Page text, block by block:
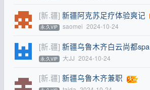
[新.疆] 新疆阿克苏足疗体验爽记
永.久VIP saomei 2024-10-24
[新.疆] 新疆乌鲁木齐白云尚都spa
永.久VIP 大JJ 2024-10-24
[新.疆] 新疆乌鲁木齐兼职